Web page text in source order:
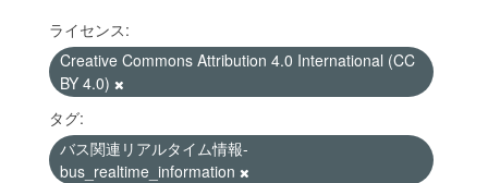
ライセンス:
Creative Commons Attribution 4.0 International (CC
BY 4.0)
タグ:
バス関連リアルタイム情報-
bus_realtime_information